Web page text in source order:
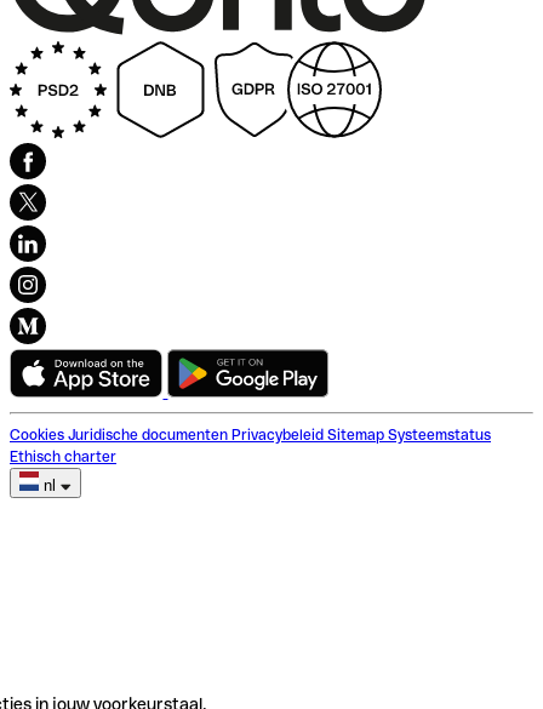
Cookies Juridische documenten Privacybeleid Sitemap Systeemstatus
Ethisch charter
nl
in jouw voorkeurstaal.